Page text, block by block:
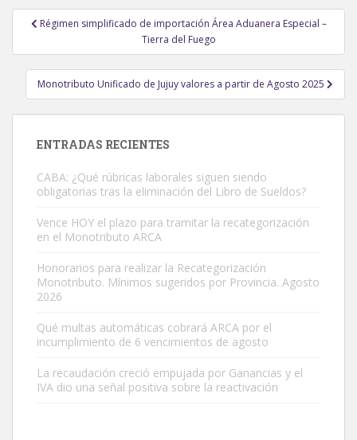
Navegación
entradas
Régimen simplificado de importación Área Aduanera Especial –
Tierra del Fuego
Monotributo Unificado de Jujuy valores a partir de Agosto 2025
ENTRADAS RECIENTES
CABA: ¿Qué rúbricas laborales siguen siendo
obligatorias tras la eliminación del Libro de Sueldos?
Vence HOY el plazo para tramitar la recategorización
en el Monotributo ARCA
Honorarios para realizar la Recategorización
Monotributo. Mínimos sugeridos por Provincia. Agosto
2026
Qué multas automáticas cobrará ARCA por el
incumplimiento de 6 vencimientos de agosto
La recaudación creció empujada por Ganancias y el
IVA dio una señal positiva sobre la reactivación